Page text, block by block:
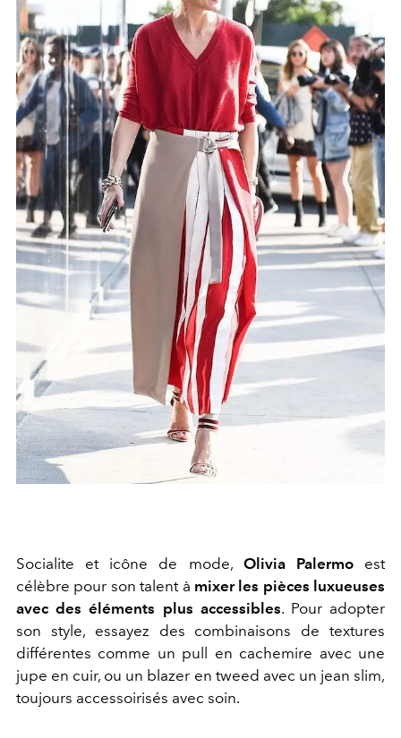
Socialite et icône de mode, Olivia Palermoest
célèbre pour son talent à mixer les pièces luxueuses
avec des éléments plus accessibles. Pour adopter
son style, essayez des combinaisons de textures
différentes comme un pull en cachemire avec une
jupe en cuir, ou un blazer en tweed avec un jean slim,
toujours accessoirisés avec soin.